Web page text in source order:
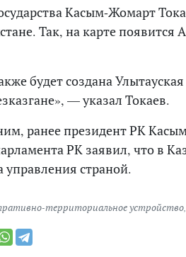
Касым-Жомарт
Так, на карте появится
будет создана
— указал Токаев.
ранее президент РК
РК заявил, что в
управления страной.
территориальное устройство